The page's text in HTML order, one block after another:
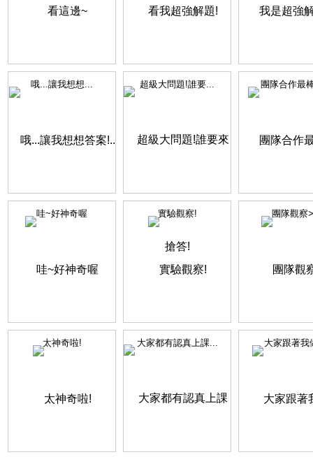
哦...讓我想想... 超級大問題!誰要... 團隊合作最
哇~好神奇喔 實驗觀察! 團隊觀察>
太神奇啦! 大家都有認真上課... 大家跟著我